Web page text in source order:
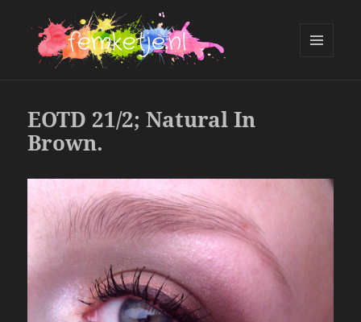
EOTD 21/2; Natural In
Brown.